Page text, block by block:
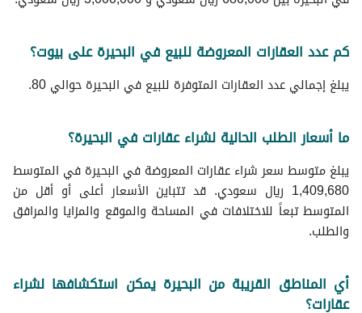
كم عدد العقارات المعروضة للبيع في البحيرة على بيوت؟
يبلغ إجمالي عدد العقارات المتوفرة للبيع في البحيرة حوالي 80.
ما أسعار الطلب الحالية لشراء عقارات في البحيرة؟
يبلغ متوسط سعر شراء عقارات المعروضة في البحيرة في المتوسط
1,409,680 ريال سعودي. قد تتباين الأسعار أعلى أو أقل من
المتوسط تبعاً للاختلافات في المساحة والموقع والمزايا والمرافق
والطلب.
أي المناطق القريبة من البحيرة يمكن استكشافها لشراء
عقارات؟